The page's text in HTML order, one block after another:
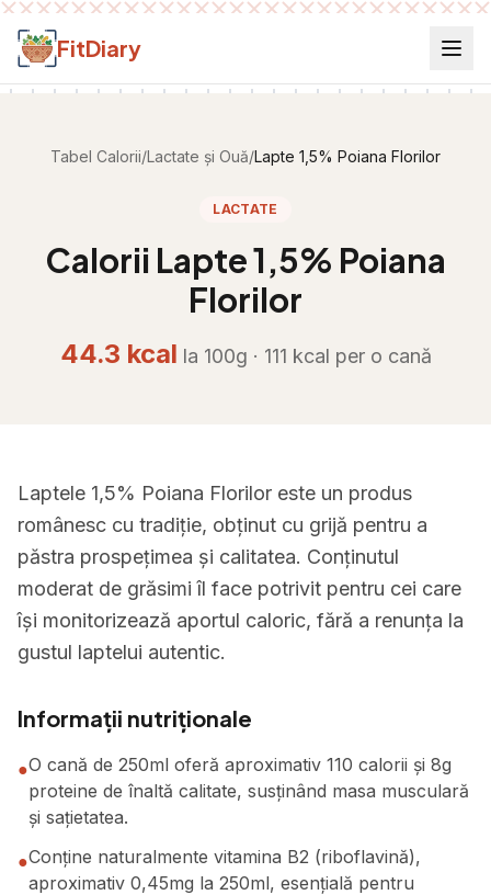
Salt la conținut
FitDiary
Tabel Calorii/Lactate și Ouă/Lapte 1,5% Poiana Florilor
LACTATE
Calorii Lapte 1,5% Poiana
Florilor
44.3 kcal la 100g · 111 kcal per o cană
Laptele 1,5% Poiana Florilor este un produs
românesc cu tradiție, obținut cu grijă pentru a
păstra prospețimea și calitatea. Conținutul
moderat de grăsimi îl face potrivit pentru cei care
își monitorizează aportul caloric, fără a renunța la
gustul laptelui autentic.
Informații nutriționale
●O cană de 250ml oferă aproximativ 110 calorii și 8g
proteine de înaltă calitate, susținând masa musculară
și sațietatea.
●Conține naturalmente vitamina B2 (riboflavină),
aproximativ 0,45mg la 250ml, esențială pentru